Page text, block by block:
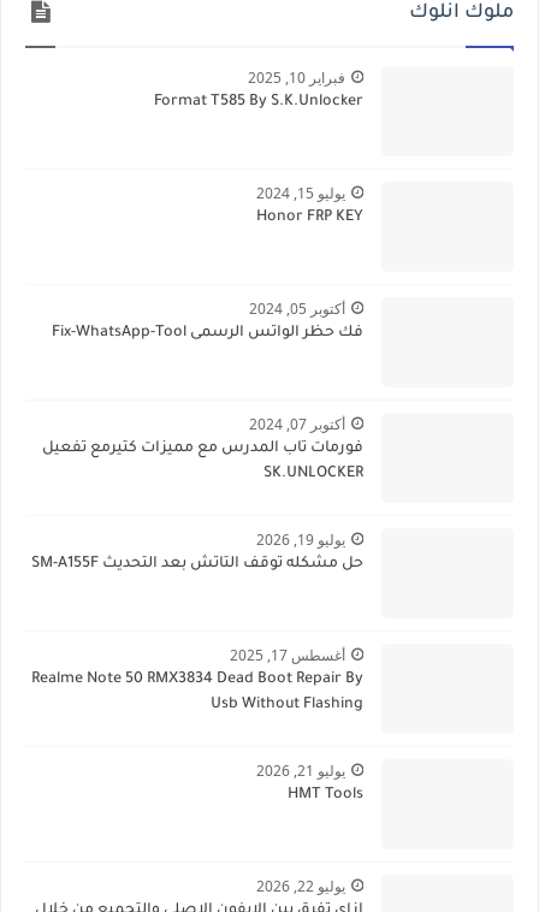
ملوك انلوك
فبراير 10, 2025
Format T585 By S.K.Unlocker
يوليو 15, 2024
Honor FRP KEY
أكتوبر 05, 2024
فك حظر الواتس الرسمى Fix-WhatsApp-Tool
أكتوبر 07, 2024
فورمات تاب المدرس مع مميزات كتيرمع تفعيل
SK.UNLOCKER
يوليو 19, 2026
حل مشكله توقف التاتش بعد التحديث SM-A155F
أغسطس 17, 2025
Realme Note 50 RMX3834 Dead Boot Repair By
Usb Without Flashing
يوليو 21, 2026
HMT Tools
يوليو 22, 2026